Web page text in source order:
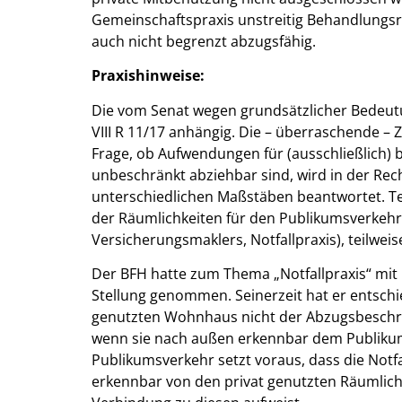
Gemeinschaftspraxis unstreitig
auch nicht begrenzt abzugsfähig.
Praxishinweise:
Die vom Senat wegen grundsätzlicher
VIII R 11/17 anhängig. Die – überraschende
Frage, ob Aufwendungen für
unbeschränkt abziehbar sind, wird in der
unterschiedlichen Maßstäben beantwortet.
der Räumlichkeiten für den
Versicherungsmaklers, Notfallpraxis),
Der BFH hatte zum Thema „Notfallpraxis“ mit
Stellung genommen. Seinerzeit hat er
genutzten Wohnhaus nicht der
wenn sie nach außen erkennbar dem
Publikumsverkehr setzt voraus, dass die
erkennbar von den privat genutzten